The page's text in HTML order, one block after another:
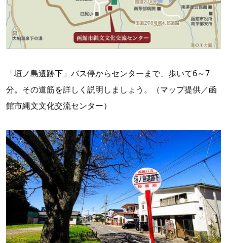
「垣ノ島遺跡下」バス停からセンターまで、歩いて6～7
分。その道筋を詳しく説明しましょう。（マップ提供／函
館市縄文文化交流センター）